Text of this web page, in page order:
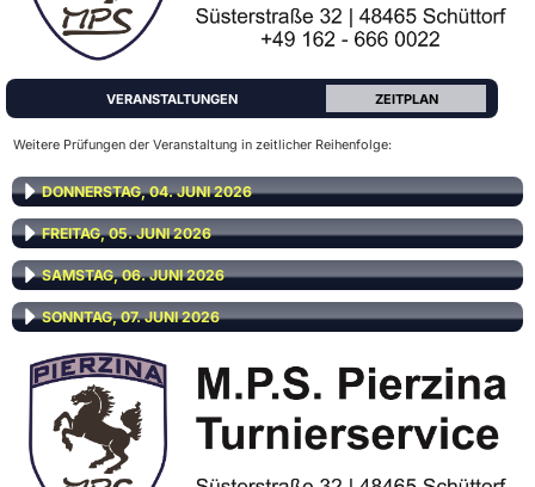
VERANSTALTUNGEN ZEITPLAN
Weitere Prüfungen der Veranstaltung in zeitlicher Reihenfolge:
DONNERSTAG, 04. JUNI 2026
FREITAG, 05. JUNI 2026
SAMSTAG, 06. JUNI 2026
SONNTAG, 07. JUNI 2026